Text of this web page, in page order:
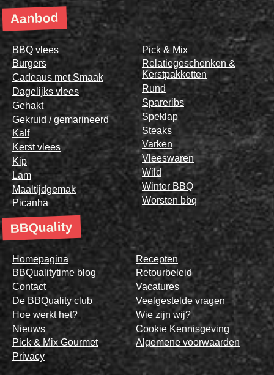
Aanbod
BBQ vlees
Burgers
Cadeaus met Smaak
Dagelijks vlees
Gehakt
Gekruid / gemarineerd
Kalf
Kerst vlees
Kip
Lam
Maaltijdgemak
Picanha
Pick & Mix
Relatiegeschenken &
Kerstpakketten
Rund
Spareribs
Speklap
Steaks
Varken
Vleeswaren
Wild
Winter BBQ
Worsten bbq
BBQuality
Homepagina
BBQualitytime blog
Contact
De BBQuality club
Hoe werkt het?
Nieuws
Pick & Mix Gourmet
Privacy
Recepten
Retourbeleid
Vacatures
Veelgestelde vragen
Wie zijn wij?
Cookie Kennisgeving
Algemene voorwaarden